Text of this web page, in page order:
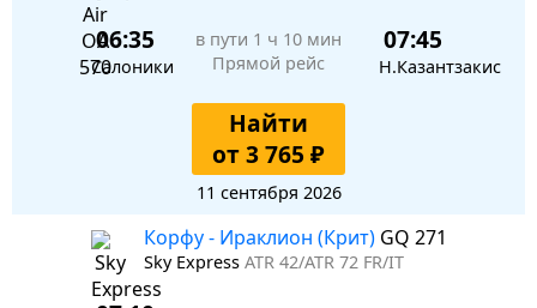
06:35
Салоники
в пути 1 ч 10 мин
Прямой рейс
07:45
Н.Казантзакис
Найти
от 3 765 ₽
11 сентября 2026
Корфу - Ираклион (Крит) GQ 271
Sky Express ATR 42/ATR 72 FR/IT